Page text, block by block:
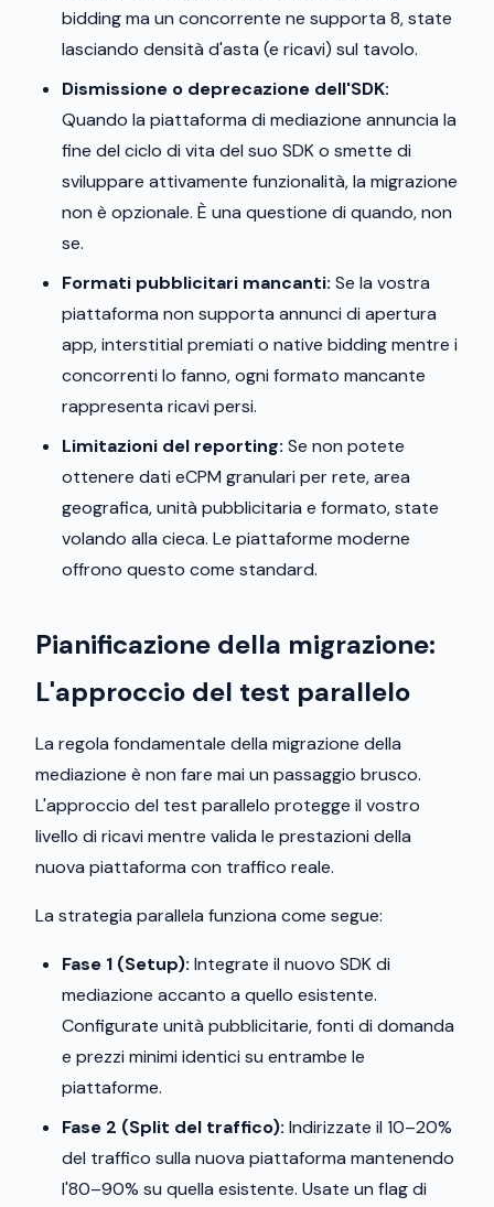
bidding ma un concorrente ne supporta 8, state
lasciando densità d'asta (e ricavi) sul tavolo.
Dismissione o deprecazione dell'SDK:
Quando la piattaforma di mediazione annuncia la
fine del ciclo di vita del suo SDK o smette di
sviluppare attivamente funzionalità, la migrazione
non è opzionale. È una questione di quando, non
se.
Formati pubblicitari mancanti: Se la vostra
piattaforma non supporta annunci di apertura
app, interstitial premiati o native bidding mentre i
concorrenti lo fanno, ogni formato mancante
rappresenta ricavi persi.
Limitazioni del reporting: Se non potete
ottenere dati eCPM granulari per rete, area
geografica, unità pubblicitaria e formato, state
volando alla cieca. Le piattaforme moderne
offrono questo come standard.
Pianificazione della migrazione:
L'approccio del test parallelo
La regola fondamentale della migrazione della
mediazione è non fare mai un passaggio brusco.
L'approccio del test parallelo protegge il vostro
livello di ricavi mentre valida le prestazioni della
nuova piattaforma con traffico reale.
La strategia parallela funziona come segue:
Fase 1 (Setup): Integrate il nuovo SDK di
mediazione accanto a quello esistente.
Configurate unità pubblicitarie, fonti di domanda
e prezzi minimi identici su entrambe le
piattaforme.
Fase 2 (Split del traffico): Indirizzate il 10–20%
del traffico sulla nuova piattaforma mantenendo
l'80–90% su quella esistente. Usate un flag di